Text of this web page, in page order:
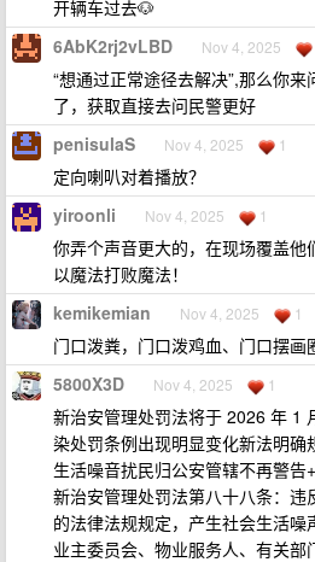
开辆车过去🐶
6AbK2rj2vLBD Nov 4, 2025
“想通过正常途径去解决”,那么你
了，获取直接去问民警更好
penisulaS Nov 4, 2025 1
定向喇叭对着播放？
yiroonli Nov 4, 2025 1
你弄个声音更大的，在现场覆盖他
以魔法打败魔法！
kemikemian Nov 4, 2025 1
门口泼粪，门口泼鸡血、门口摆画
5800X3D Nov 4, 2025 1
新治安管理处罚法将于 2026 年 1
染处罚条例出现明显变化新法明确
生活噪音扰民归公安管辖不再警
新治安管理处罚法第八十八条：
的法律法规规定，产生社会生活噪
业主委员会、物业服务人、有关